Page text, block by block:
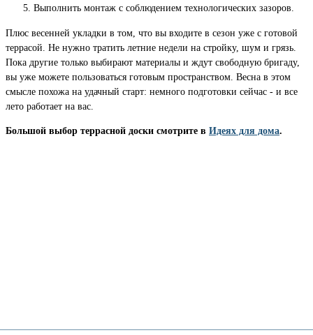
Выполнить монтаж с соблюдением технологических зазоров.
Плюс весенней укладки в том, что вы входите в сезон уже с готовой
террасой. Не нужно тратить летние недели на стройку, шум и грязь.
Пока другие только выбирают материалы и ждут свободную бригаду,
вы уже можете пользоваться готовым пространством. Весна в этом
смысле похожа на удачный старт: немного подготовки сейчас - и все
лето работает на вас.
Большой выбор террасной доски смотрите в Идеях для дома.